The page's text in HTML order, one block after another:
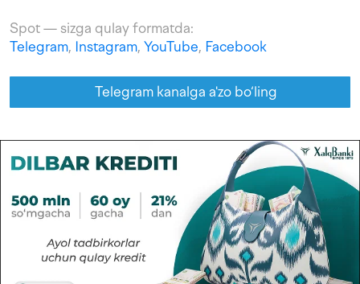
Spot — sizga qulay formatda:
Telegram, Instagram, YouTube, Facebook
Telegram kanalga a'zo bo‘ling